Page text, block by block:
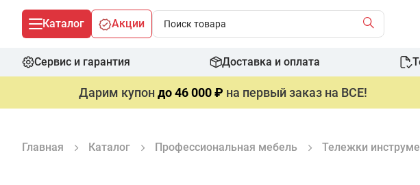
Каталог Акции
Сервис и гарантия Доставка и оплата
Дарим купондо 46 000 ₽ на первый заказ на ВСЕ!
Главная Каталог Профессиональная мебель Тележки